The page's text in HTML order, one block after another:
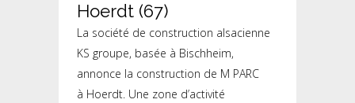
Hoerdt (67)
La société de construction alsacienne
KS groupe, basée à Bischheim,
annonce la construction de M PARC
à Hoerdt. Une zone d’activité